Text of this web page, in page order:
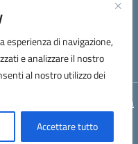
esperienza di navigazione,
e analizzare il nostro
al nostro utilizzo dei
Accettare tutto
& Design by Designers Italia